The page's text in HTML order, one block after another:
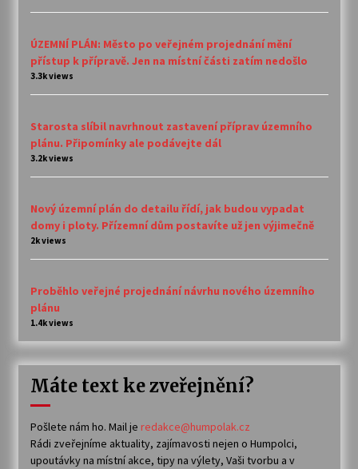
ÚZEMNÍ PLÁN: Město po veřejném projednání mění
přístup k přípravě. Jen na místní části zatím nedošlo
3.3k views
Starosta slíbil navrhnout zastavení příprav územního
plánu. Připomínky ale podávejte dál
3.2k views
Nový územní plán do detailu řídí, jak budou vypadat
domy i ploty. Přízemní dům postavíte už jen výjimečně
2k views
Proběhlo veřejné projednání návrhu nového územního
plánu
1.4k views
Máte text ke zveřejnění?
Pošlete nám ho. Mail je redakce@humpolak.cz
Rádi zveřejníme aktuality, zajímavosti nejen o Humpolci,
upoutávky na místní akce, tipy na výlety, Vaši tvorbu a v